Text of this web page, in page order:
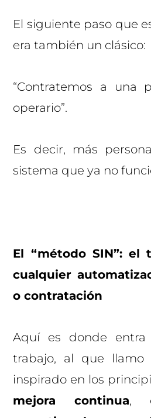
El siguiente paso que
era también un clásico:
“Contratemos a una
operario”.
Es decir, más
sistema que ya no
El “método SIN”: el
cualquier
o contratación
Aquí es donde
trabajo, al que llamo
inspirado en los
mejora continua,